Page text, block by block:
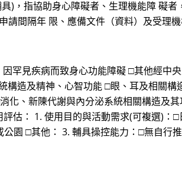
)，指協助身心障礙者、生理機能障 礙
間隔年 限、應備文件（資料）及受理機
因罕見疾病而致身心功能障礙 □其他經中
造及精神、心智功能 □眼、耳及相關構
、新陳代謝與內分泌系統相關構造及
估： 1. 使用目的與活動需求(可複選)：
園 □其他： 3. 輔具操控能力：□無自行